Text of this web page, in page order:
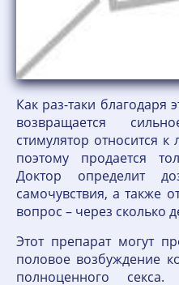
Как раз-таки благодаря
возвращается
стимулятор относится к
поэтому продается
Доктор определит
самочувствия, а также
вопрос – через сколько
Этот препарат могут
половое возбуждение
полноценного